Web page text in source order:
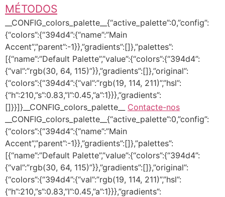
MÉTODOS
__CONFIG_colors_palette__{“active_palette”:0,”config”:
{“colors”:{“394d4”:{“name”:”Main
Accent”,”parent”:-1}},”gradients”:[]},”palettes”:
[{“name”:”Default Palette”,”value”:{“colors”:{“394d4”:
{“val”:”rgb(30, 64, 115)”}},”gradients”:[]},”original”:
{“colors”:{“394d4”:{“val”:”rgb(19, 114, 211)”,”hsl”:
{“h”:210,”s”:0.83,”l”:0.45,”a”:1}}},”gradients”:
[]}}]}__CONFIG_colors_palette__ Contacte-nos
__CONFIG_colors_palette__{“active_palette”:0,”config”:
{“colors”:{“394d4”:{“name”:”Main
Accent”,”parent”:-1}},”gradients”:[]},”palettes”:
[{“name”:”Default Palette”,”value”:{“colors”:{“394d4”:
{“val”:”rgb(30, 64, 115)”}},”gradients”:[]},”original”:
{“colors”:{“394d4”:{“val”:”rgb(19, 114, 211)”,”hsl”:
{“h”:210,”s”:0.83,”l”:0.45,”a”:1}}},”gradients”: